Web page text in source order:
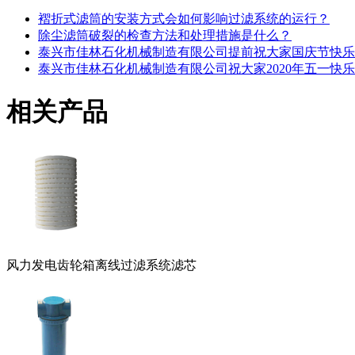
褶折式滤筒的安装方式会如何影响过滤系统的运行？
除尘滤筒破裂的检查方法和处理措施是什么？
泰兴市佳林石化机械制造有限公司提前祝大家国庆节快
泰兴市佳林石化机械制造有限公司祝大家2020年五一快
相关产品
风力发电齿轮箱离线过滤系统滤芯